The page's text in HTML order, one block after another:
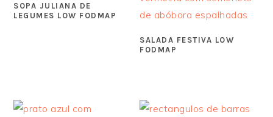
SOPA JULIANA DE
LEGUMES LOW FODMAP
SALADA FESTIVA LOW
FODMAP